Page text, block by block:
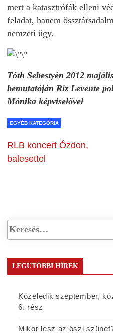
mert a katasztrófák elleni
feladat, hanem
nemzeti ügy.
Tóth Sebestyén 2012
bemutatóján Riz Levente
Mónika képviselővel
EGYÉB KATEGÓRIA
RLB koncert Ózdon,
balesettel
LEGUTÓBBI HÍREK
Közeledik szeptember,
6. rész
Mikor lesz az őszi